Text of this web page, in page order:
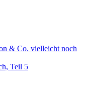
& Co. vielleicht noch
Teil 5